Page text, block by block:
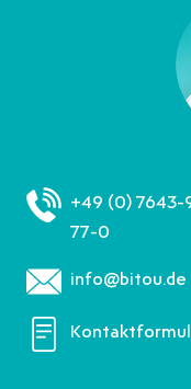
+49 (0) 7643-
77-0
info@bitou.de